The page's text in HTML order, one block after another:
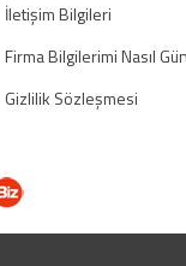
İletişim Bilgileri
Firma Bilgilerimi Nasıl
Gizlilik Sözleşmesi